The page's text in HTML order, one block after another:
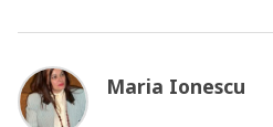
Maria Ionescu